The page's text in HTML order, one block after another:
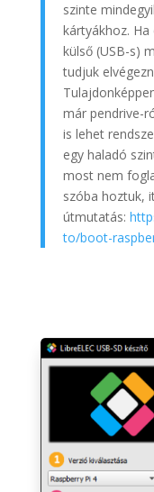
szinte
kártyákhoz.
külső (USB-s)
tudjuk
már pendrive-
is lehet
egy haladó
most nem
szóba hoztuk,
útmutatás:
to/boot-